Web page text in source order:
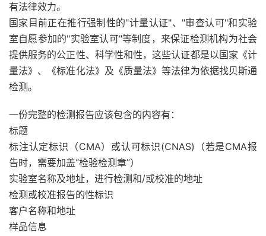
有法律效力。
国家目前正在推行强制性的"计量认证"、"审查认可"和实验
室自愿参加的"实验室认可"等制度，来保证检测机构为社会
提供服务的公正性、科学性和性，这些认证都是以国家《计
量法》、《标准化法》及《质量法》等法律为依据找贝斯通
检测。
一份完整的检测报告应该包含的内容有：
标题
标注认定标识（CMA）或认可标识(CNAS)（若是CMA报
告时，需要加盖“检验检测章”）
实验室名称及地址，进行检测和/或校准的地址
检测或校准报告的性标识
客户名称和地址
样品信息